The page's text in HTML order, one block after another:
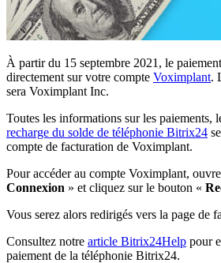
À partir du 15 septembre 2021, le
directement sur votre compte Voximplant.
sera Voximplant Inc.
Toutes les informations sur les paiements,
recharge du solde de téléphonie Bitrix24
compte de facturation de Voximplant.
Pour accéder au compte Voximplant,
Connexion » et cliquez sur le bouton «
Vous serez alors redirigés vers la page de
Consultez notre article Bitrix24Help pour
paiement de la téléphonie Bitrix24.